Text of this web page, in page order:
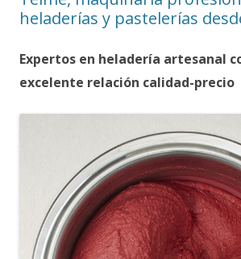
heladerías y pastelerías
Expertos en heladería artesanal
excelente relación calidad-precio